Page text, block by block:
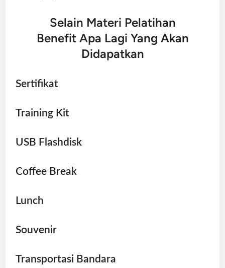
Selain Materi Pelatihan
Benefit Apa Lagi Yang Akan
Didapatkan
Sertifikat
Training Kit
USB Flashdisk
Coffee Break
Lunch
Souvenir
Transportasi Bandara